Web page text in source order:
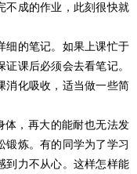
不成的作业，此刻很快就
的笔记。如果上课忙于
课后必须会去看笔记。
消化吸收，适当做一些简
，再大的能耐也无法发
锻炼。有的同学为了学习
到力不从心。这样怎样能